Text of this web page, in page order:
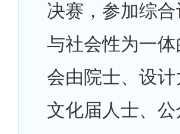
决赛，参加综
与社会性为一
会由院士、设
文化届人士、